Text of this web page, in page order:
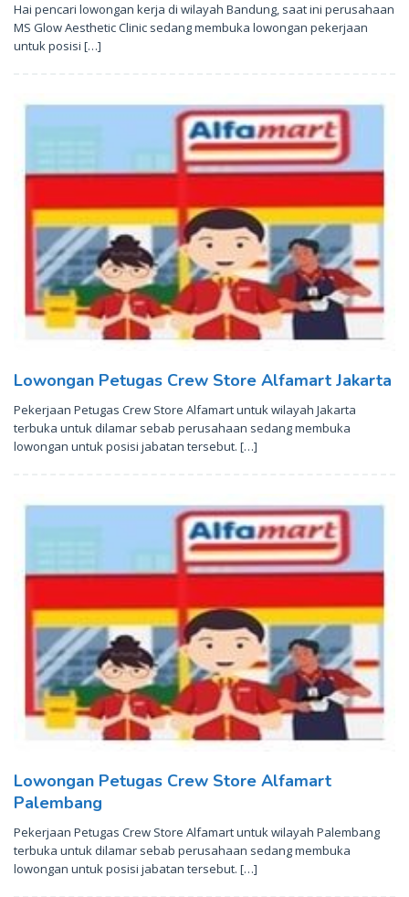
Hai pencari lowongan kerja di wilayah Bandung, saat ini perusahaan
MS Glow Aesthetic Clinic sedang membuka lowongan pekerjaan
untuk posisi […]
Lowongan Petugas Crew Store Alfamart Jakarta
Pekerjaan Petugas Crew Store Alfamart untuk wilayah Jakarta
terbuka untuk dilamar sebab perusahaan sedang membuka
lowongan untuk posisi jabatan tersebut. […]
Lowongan Petugas Crew Store Alfamart
Palembang
Pekerjaan Petugas Crew Store Alfamart untuk wilayah Palembang
terbuka untuk dilamar sebab perusahaan sedang membuka
lowongan untuk posisi jabatan tersebut. […]